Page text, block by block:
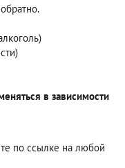
в зависимости
по ссылке на любой